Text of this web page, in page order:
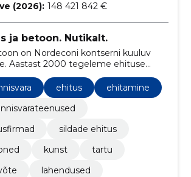
(2026): 148 421 842 €
ja betoon. Nutikalt.
on Nordeconi kontserni kuuluv
Aastast 2000 tegeleme ehituse
betoonitöödega.
ehitus
ehitamine
sildade ehitus
kunst
tartu
lahendused